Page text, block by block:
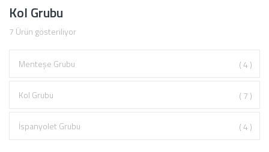
Kol Grubu
7 Ürün gösteriliyor
Menteşe Grubu ( 4 )
Kol Grubu ( 7 )
İspanyolet Grubu ( 4 )